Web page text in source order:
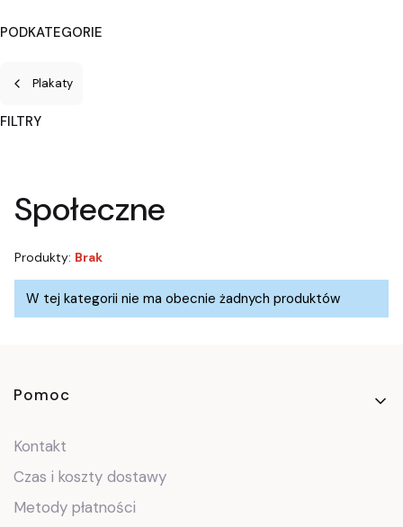
PODKATEGORIE
Plakaty
FILTRY
Społeczne
Produkty: Brak
Lista produktów
W tej kategorii nie ma obecnie żadnych produktów
Linki w stopce
Pomoc
Kontakt
Czas i koszty dostawy
Metody płatności